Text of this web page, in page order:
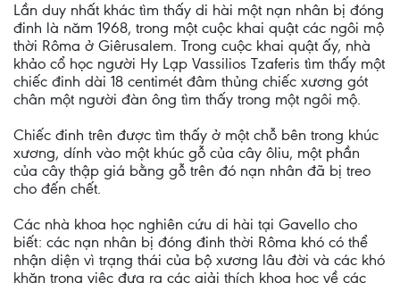
Lần duy nhất khác tìm thấy di hài một nạn nhân bị đóng
đinh là năm 1968, trong một cuộc khai quật các ngôi mộ
thời Rôma ở Giêrusalem. Trong cuộc khai quật ấy, nhà
khảo cổ học người Hy Lạp Vassilios Tzaferis tìm thấy một
chiếc đinh dài 18 centimét đâm thủng chiếc xương gót
chân một người đàn ông tìm thấy trong một ngôi mộ.
Chiếc đinh trên được tìm thấy ở một chỗ bên trong khúc
xương, dính vào một khúc gỗ của cây ôliu, một phần
của cây thập giá bằng gỗ trên đó nạn nhân đã bị treo
cho đến chết.
Các nhà khoa học nghiên cứu di hài tại Gavello cho
biết: các nạn nhân bị đóng đinh thời Rôma khó có thể
nhận diện vì trạng thái của bộ xương lâu đời và các khó
khăn trong việc đưa ra các giải thích khoa học về các